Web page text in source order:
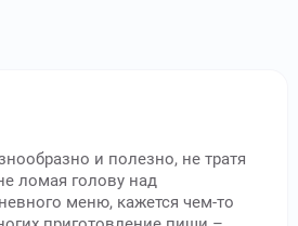
и полезно, не тратя
ломая голову над
меню, кажется чем-то